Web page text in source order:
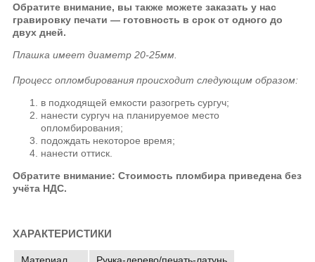
Обратите внимание, вы также можете заказать у нас
гравировку печати — готовность в срок от одного до
двух дней.
Плашка имеет диаметр 20-25мм.
Процесс опломбирования происходит следующим образом:
в подходящей емкости разогреть сургуч;
нанести сургуч на планируемое место
опломбирования;
подождать некоторое время;
нанести оттиск.
Обратите внимание: Стоимость пломбира приведена без
учёта НДС.
ХАРАКТЕРИСТИКИ